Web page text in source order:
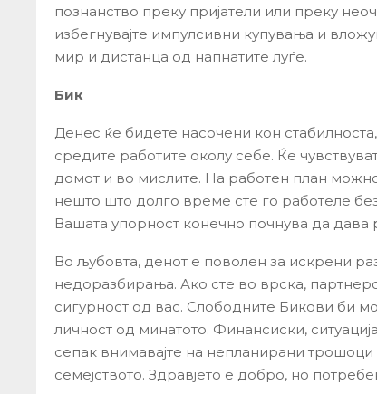
познанство преку пријатели или преку
избегнувајте импулсивни купувања и
мир и дистанца од напнатите луѓе.
Бик
Денес ќе бидете насочени кон
средите работите околу себе. Ќе
домот и во мислите. На работен план
нешто што долго време сте го работеле
Вашата упорност конечно почнува да дава
Во љубовта, денот е поволен за искрени
недоразбирања. Ако сте во врска,
сигурност од вас. Слободните Бикови би
личност од минатото. Финансиски,
сепак внимавајте на непланирани
семејството. Здравјето е добро, но